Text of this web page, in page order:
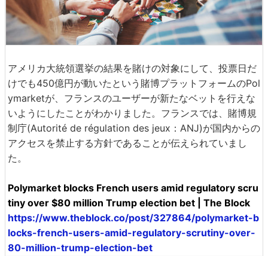
アメリカ大統領選挙の結果を賭けの対象にして、投票日だ
けでも450億円が動いたという賭博プラットフォームのPol
ymarketが、フランスのユーザーが新たなベットを行えな
いようにしたことがわかりました。フランスでは、賭博規
制庁(Autorité de régulation des jeux：ANJ)が国内からの
アクセスを禁止する方針であることが伝えられていまし
た。
Polymarket blocks French users amid regulatory scru
tiny over $80 million Trump election bet | The Block
https://www.theblock.co/post/327864/polymarket-b
locks-french-users-amid-regulatory-scrutiny-over-
80-million-trump-election-bet